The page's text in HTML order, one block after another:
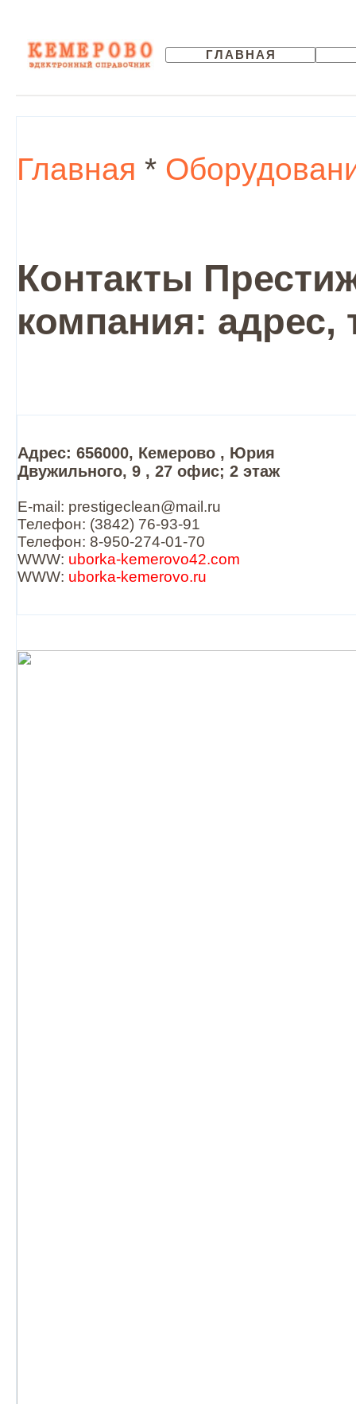
ГЛАВНАЯ
Главная *
Контакты
компания: адрес,
Адрес: 656000, Кемерово , Юрия
Двужильного, 9 , 27 офис; 2 этаж
E-mail: prestigeclean@mail.ru
Телефон: (3842) 76-93-91
Телефон: 8-950-274-01-70
WWW: uborka-kemerovo42.com
WWW: uborka-kemerovo.ru